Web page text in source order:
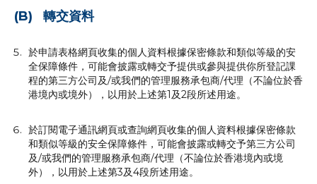
(B) 轉交資料
於申請表格網頁收集的個人資料根據保密條款和類似等級的安
全保障條件，可能會披露或轉交予提供或參與提供你所登記課
程的第三方公司及∕或我們的管理服務承包商∕代理（不論位於香
港境內或境外），以用於上述第1及2段所述用途。
於訂閱電子通訊網頁或查詢網頁收集的個人資料根據保密條款
和類似等級的安全保障條件，可能會披露或轉交予第三方公司
及∕或我們的管理服務承包商∕代理（不論位於香港境內或境
外），以用於上述第3及4段所述用途。